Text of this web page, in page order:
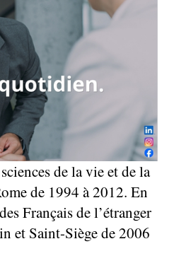
de la vie et de la
de 1994 à 2012. En
Français de l’étranger
et Saint-Siège de 2006